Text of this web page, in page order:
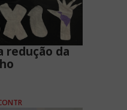
redução da